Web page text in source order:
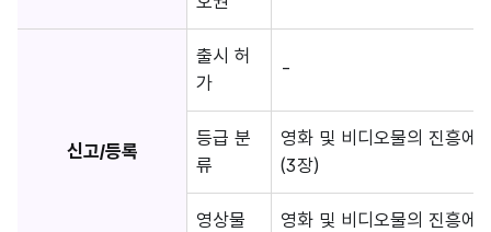
신고/등록
출시 허
가
-
등급 분
류
영화 및 비디오물의 진흥에
(3장)
영상물
영화 및 비디오물의 진흥에